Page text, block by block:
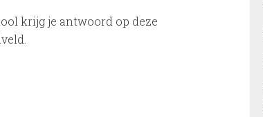
krijg je antwoord op deze